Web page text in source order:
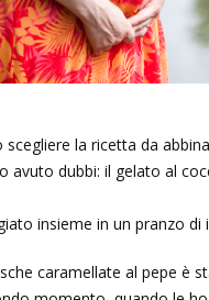
la ricetta da
avuto dubbi: il gelato al
insieme in un pranzo di
caramellate al pepe è